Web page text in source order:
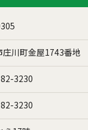
庄川町金屋1743番地
3230
3230